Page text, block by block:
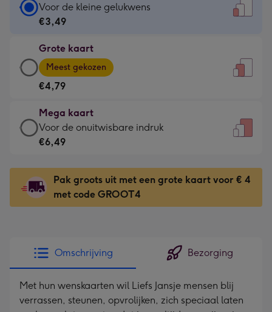
Standaard
kaart
€3,49
-
Voor
kleine
gelukwens
-
120
x
160
mm
Voor de kleine gelukwens
€3,49
Grote kaart
Grote
kaart
-
€4,79
-
Meest
gekozen
Dimensions:
167
x
Meest gekozen
€4,79
Mega kaart
Mega
kaart
€6,49
-
Voor
-
Dimensions:
241
x
Voor de onuitwisbare indruk
€6,49
Pak groots uit met een grote kaart voor € 4
met code GROOT4
Omschrijving Bezorging
Met hun wenskaarten wil Liefs Jansje mensen blij
verrassen, steunen, opvrolijken, zich speciaal laten